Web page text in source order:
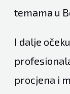
temama u
I dalje
procjena i